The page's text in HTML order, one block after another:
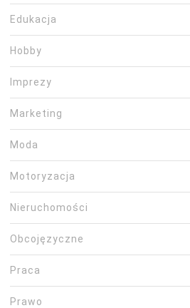
Edukacja
Hobby
Imprezy
Marketing
Moda
Motoryzacja
Nieruchomości
Obcojęzyczne
Praca
Prawo